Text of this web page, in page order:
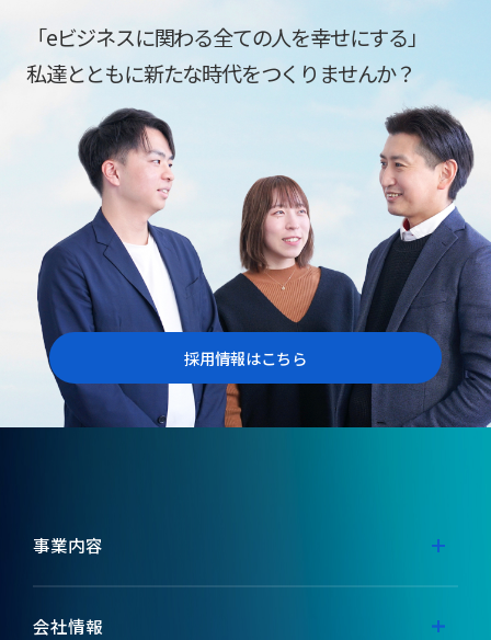
「eビジネスに関わる全ての人を幸せにする」
私達とともに新たな時代をつくりませんか？
採用情報はこちら
事業内容
事業内容
会社情報